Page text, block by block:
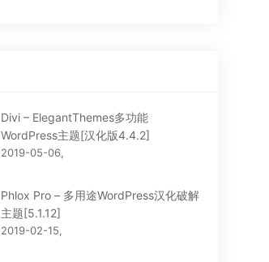
Divi – ElegantThemes多功能
WordPress主题[汉化版4.4.2]
2019-05-06,
Phlox Pro – 多用途WordPress汉化破解
主题[5.1.12]
2019-02-15,